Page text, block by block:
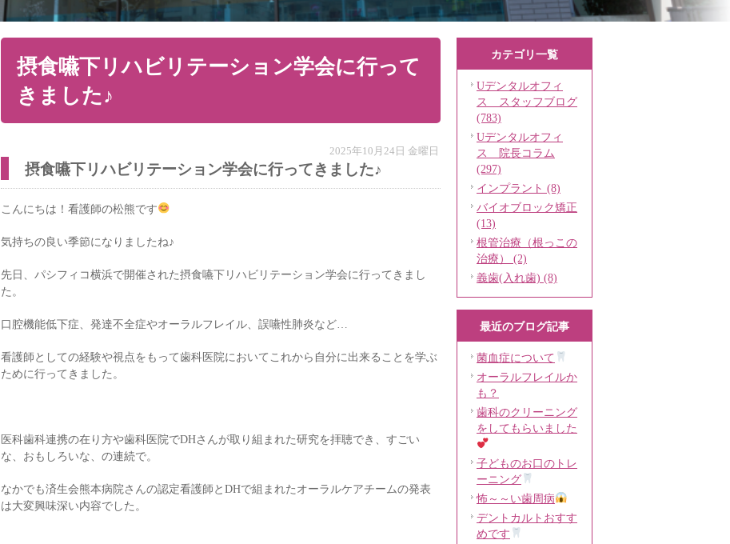
摂食嚥下リハビリテーション学会に行って
きました♪
2025年10月24日 金曜日
摂食嚥下リハビリテーション学会に行ってきました♪
こんにちは！看護師の松熊です
気持ちの良い季節になりましたね♪
先日、パシフィコ横浜で開催された摂食嚥下リハビリテーション学会に行ってきまし
た。
口腔機能低下症、発達不全症やオーラルフレイル、誤嚥性肺炎など…
看護師としての経験や視点をもって歯科医院においてこれから自分に出来ることを学ぶ
ために行ってきました。
医科歯科連携の在り方や歯科医院でDHさんが取り組まれた研究を拝聴でき、すごい
な、おもしろいな、の連続で。
なかでも済生会熊本病院さんの認定看護師とDHで組まれたオーラルケアチームの発表
は大変興味深い内容でした。
カテゴリ一覧
Uデンタルオフィ
ス スタッフブログ
(783)
Uデンタルオフィ
ス 院長コラム
(297)
インプラント (8)
バイオブロック矯正
(13)
根管治療（根っこの
治療） (2)
義歯(入れ歯) (8)
最近のブログ記事
菌血症について
オーラルフレイルか
も？
歯科のクリーニング
をしてもらいました
子どものお口のトレ
ーニング
怖～～い歯周病
デントカルトおすす
めです